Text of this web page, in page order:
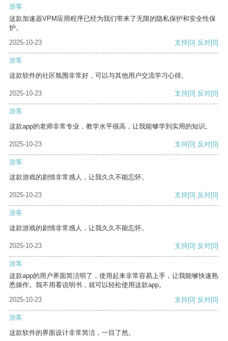
游客
这款加速器VPM应用程序已经为我们带来了无限的隐私保护和安全性保
护。
2025-10-23
支持[0] 反对[0]
游客
这款软件的社区氛围非常好，可以与其他用户交流学习心得。
2025-10-23 支持[0] 反对[0]
游客
这款app的老师非常专业，教学水平很高，让我能够学到实用的知识。
2025-10-23 支持[0] 反对[0]
游客
这款游戏的剧情非常感人，让我久久不能忘怀。
2025-10-23 支持[0] 反对[0]
游客
这款游戏的剧情非常感人，让我久久不能忘怀。
2025-10-23 支持[0] 反对[0]
游客
这款app的用户界面简洁明了，使用起来非常容易上手，让我能够快速熟
悉操作。我不用看说明书，就可以轻松使用这款app。
2025-10-23
支持[0] 反对[0]
游客
这款软件的界面设计非常简洁，一目了然。